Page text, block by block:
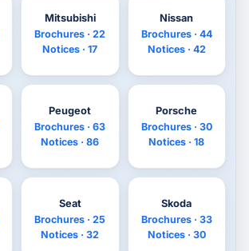
Mitsubishi
Brochures · 22
Notices · 17
Nissan
Brochures · 44
Notices · 42
Peugeot
Brochures · 63
Notices · 86
Porsche
Brochures · 30
Notices · 18
Seat
Brochures · 25
Notices · 32
Skoda
Brochures · 33
Notices · 30